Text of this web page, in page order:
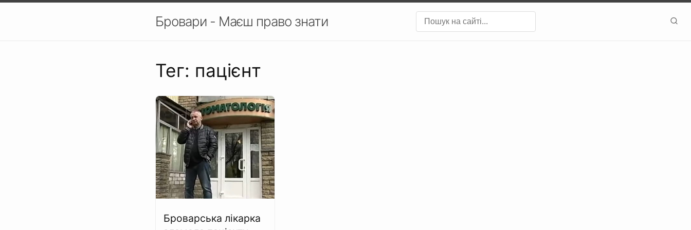
Бровари - Маєш право знати
Тег: пацієнт
Броварська лікарка